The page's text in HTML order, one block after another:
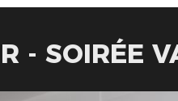
- SOIRÉE